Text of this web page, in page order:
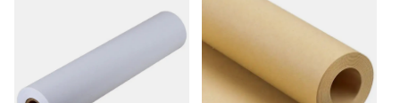
Typical Adaptive Scenario: Suitable for artists,
students, and hobbyists
Shape or Size or Weight or Quantity: 30 cm in
length, 1 roll per pack